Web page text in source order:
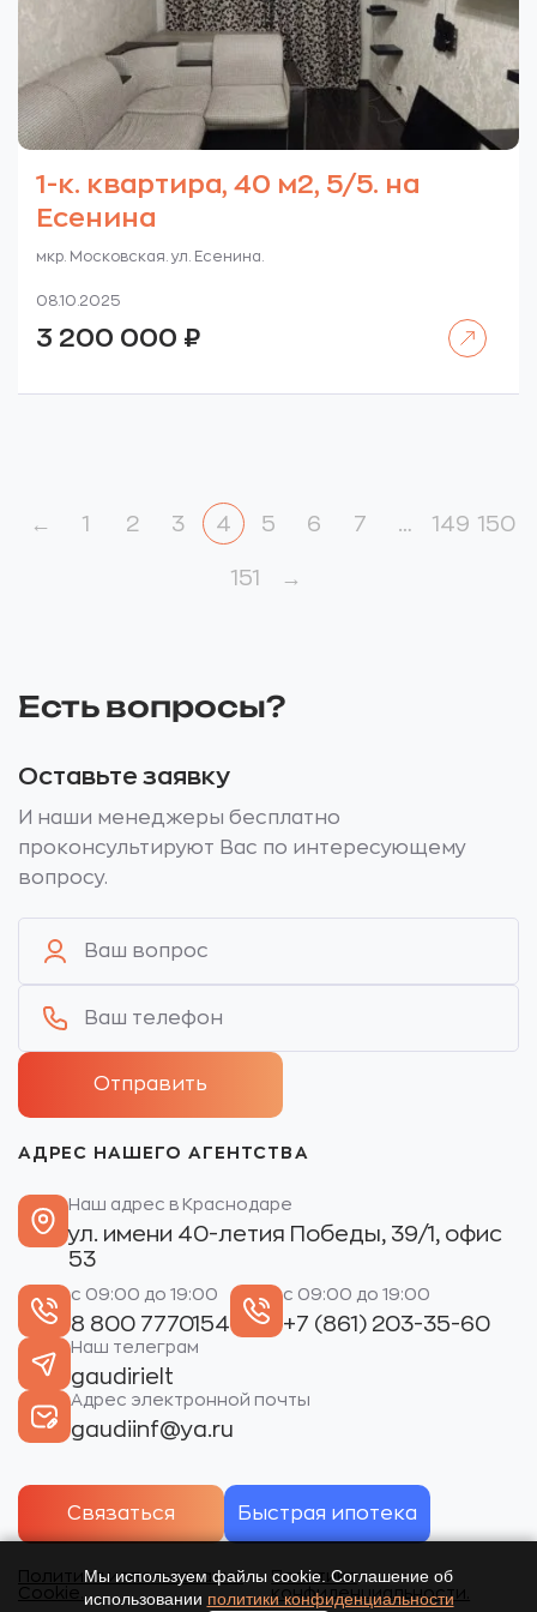
1-к. квартира, 40 м2, 5/5. на
Есенина
мкр. Московская. ул. Есенина.
08.10.2025
3 200 000 ₽
← 1 2 3 4 5 6 7 149 150
151 →
Есть вопросы?
Оставьте заявку
И наши менеджеры бесплатно
проконсультируют Вас по интересующему
вопросу.
АДРЕС НАШЕГО АГЕНТСТВА
Наш адрес в Краснодаре
ул. имени 40-летия Победы, 39/1, офис
53
с 09:00 до 19:00
8 800 7770154
с 09:00 до 19:00
+7 (861) 203-35-60
Наш телеграм
gaudirielt
Адрес электронной почты
gaudiinf@ya.ru
Связаться Быстрая ипотека
Политика использования
Cookie.
Политика
конфиденциальности.
Мы используем файлы cookie. Соглашение об
использовании политики конфиденциальности